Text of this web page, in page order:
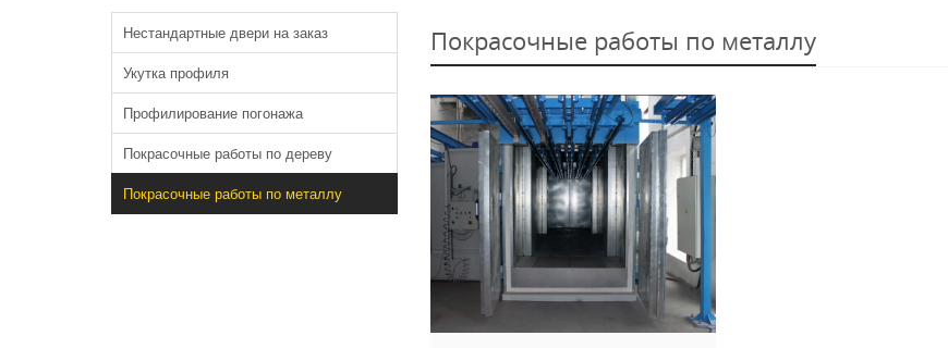
Нестандартные двери на заказ
Укутка профиля
Профилирование погонажа
Покрасочные работы по дереву
Покрасочные работы по металлу
Покрасочные работы по металлу